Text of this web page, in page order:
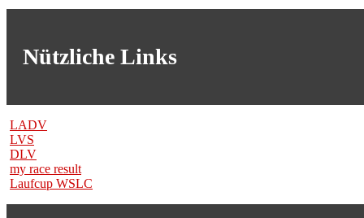
Nützliche Links
LADV
LVS
DLV
my race result
Laufcup WSLC